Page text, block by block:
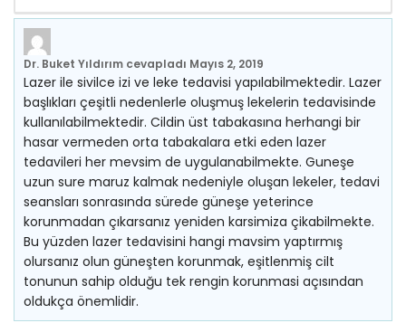
Dr. Buket Yıldırım cevapladı Mayıs 2, 2019
Lazer ile sivilce izi ve leke tedavisi yapılabilmektedir. Lazer
başlıkları çeşitli nedenlerle oluşmuş lekelerin tedavisinde
kullanılabilmektedir. Cildin üst tabakasına herhangi bir
hasar vermeden orta tabakalara etki eden lazer
tedavileri her mevsim de uygulanabilmekte. Guneşe
uzun sure maruz kalmak nedeniyle oluşan lekeler, tedavi
seansları sonrasında sürede güneşe yeterince
korunmadan çıkarsanız yeniden karsimiza çikabilmekte.
Bu yüzden lazer tedavisini hangi mavsim yaptırmış
olursanız olun güneşten korunmak, eşitlenmiş cilt
tonunun sahip olduğu tek rengin korunmasi açısından
oldukça önemlidir.